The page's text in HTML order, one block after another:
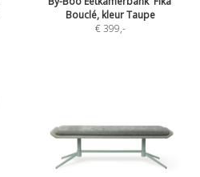
Bouclé, kleur Taupe
€ 399,-